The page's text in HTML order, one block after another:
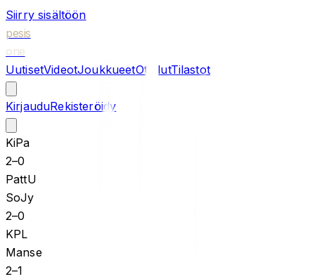
Siirry sisältöön
pesis
one
UutisetVideotJoukkueetOttelutTilastot
KirjauduRekisteröidy
KiPa
2–0
PattU
SoJy
2–0
KPL
Manse
2–1